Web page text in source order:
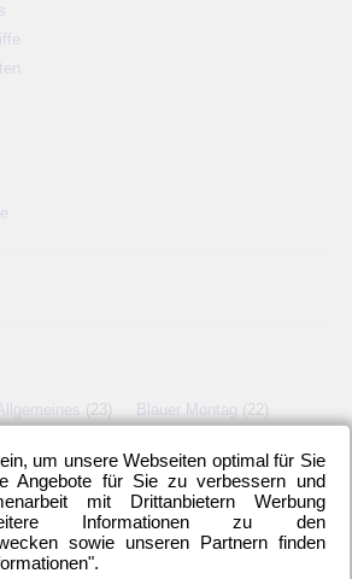
(23) Blauer Montag (22)
(22) Hertha BSC Berlin(699)
(21) Transfers(7)
UEFA-Cup(12)
um unsere Webseiten optimal für Sie
Angebote für Sie zu verbessern und
mit Drittanbietern Werbung
Informationen zu den
sowie unseren Partnern finden